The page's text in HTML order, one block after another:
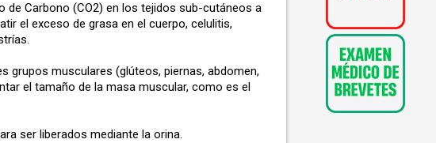
de Carbono (CO2) en los tejidos sub-cutáneos a
el exceso de grasa en el cuerpo, celulitis,
grupos musculares (glúteos, piernas, abdomen,
el tamaño de la masa muscular, como es el
ser liberados mediante la orina.